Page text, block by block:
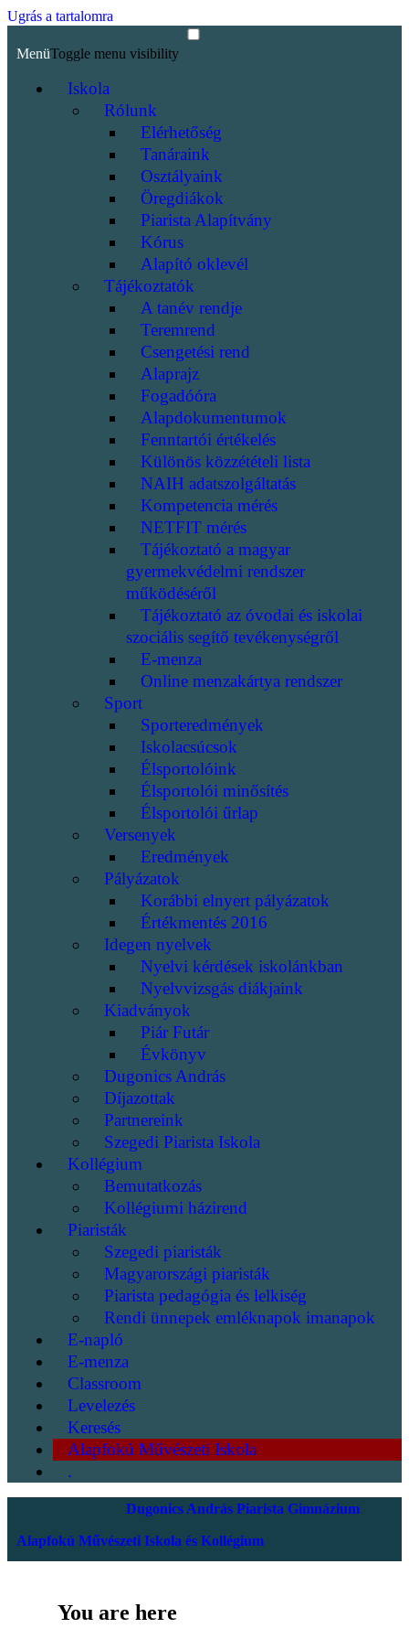
Ugrás a tartalomra
MenüToggle menu visibility
Iskola
Rólunk
Elérhetőség
Tanáraink
Osztályaink
Öregdiákok
Piarista Alapítvány
Kórus
Alapító oklevél
Tájékoztatók
A tanév rendje
Teremrend
Csengetési rend
Alaprajz
Fogadóóra
Alapdokumentumok
Fenntartói értékelés
Különös közzétételi lista
NAIH adatszolgáltatás
Kompetencia mérés
NETFIT mérés
Tájékoztató a magyar
gyermekvédelmi rendszer
működéséről
Tájékoztató az óvodai és iskolai
szociális segítő tevékenységről
E-menza
Online menzakártya rendszer
Sport
Sporteredmények
Iskolacsúcsok
Élsportolóink
Élsportolói minősítés
Élsportolói űrlap
Versenyek
Eredmények
Pályázatok
Korábbi elnyert pályázatok
Értékmentés 2016
Idegen nyelvek
Nyelvi kérdések iskolánkban
Nyelvvizsgás diákjaink
Kiadványok
Piár Futár
Évkönyv
Dugonics András
Díjazottak
Partnereink
Szegedi Piarista Iskola
Kollégium
Bemutatkozás
Kollégiumi házirend
Piaristák
Szegedi piaristák
Magyarországi piaristák
Piarista pedagógia és lelkiség
Rendi ünnepek emléknapok imanapok
E-napló
E-menza
Classroom
Levelezés
Keresés
Alapfokú Művészeti Iskola
.
Dugonics András Piarista Gimnázium
Alapfokú Művészeti Iskola és Kollégium
You are here